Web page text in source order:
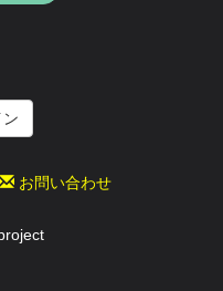
ン
お問い合わせ